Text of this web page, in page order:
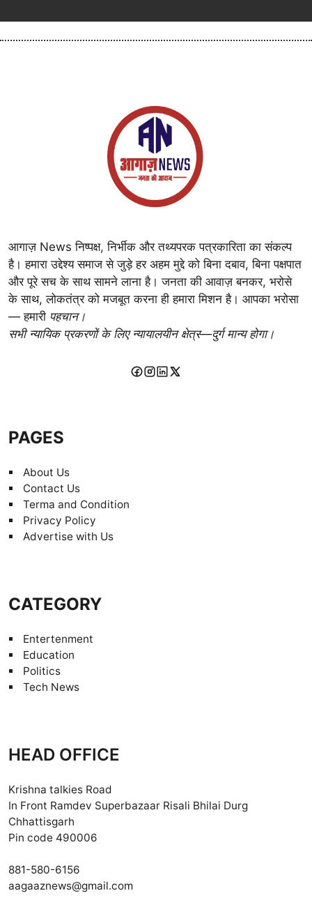
आगाज़ News निष्पक्ष, निर्भीक और तथ्यपरक पत्रकारिता का संकल्प
है। हमारा उद्देश्य समाज से जुड़े हर अहम मुद्दे को बिना दबाव, बिना पक्षपात
और पूरे सच के साथ सामने लाना है। जनता की आवाज़ बनकर, भरोसे
के साथ, लोकतंत्र को मजबूत करना ही हमारा मिशन है। आपका भरोसा
— हमारी पहचान।
सभी न्यायिक प्रकरणों के लिए न्यायालयीन क्षेत्र—दुर्ग मान्य होगा।
PAGES
About Us
Contact Us
Terma and Condition
Privacy Policy
Advertise with Us
CATEGORY
Entertenment
Education
Politics
Tech News
HEAD OFFICE
Krishna talkies Road
In Front Ramdev Superbazaar Risali Bhilai Durg
Chhattisgarh
Pin code 490006
881-580-6156
aagaaznews@gmail.com